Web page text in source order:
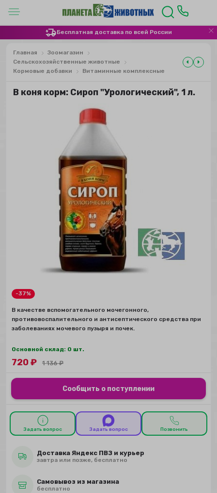
Бесплатная доставка по всей России
Главная
Зоомагазин
Сельскохозяйственные животные
Кормовые добавки
Витаминные комплексные
В коня корм: Сироп "Урологический", 1 л.
-37%
В качестве вспомогательного мочегонного,
противовоспалительного и антисептического средства при
заболеваниях мочевого пузыря и почек.
Основной склад: 0 шт.
720₽ 1 136₽
Сообщить о поступлении
Задать вопрос Задать вопрос Позвонить
Доставка Яндекс ПВЗ и курьер
завтра или позже, бесплатно
Самовывоз из магазина
бесплатно